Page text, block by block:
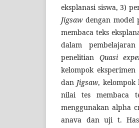
eksplanasi siswa, 3)
Jigsawdengan model
membaca teks
dalam
penelitian Quasi
kelompok
dan Jigsaw, kelompok
nilai tes membaca
menggunakan alpha
anava dan uji t.